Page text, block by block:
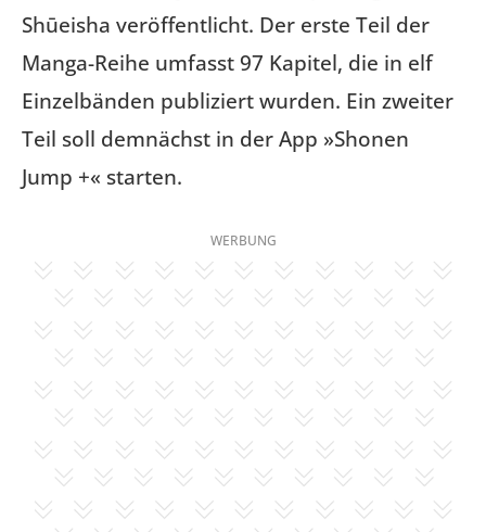
Shūeisha veröffentlicht. Der erste Teil der
Manga-Reihe umfasst 97 Kapitel, die in elf
Einzelbänden publiziert wurden. Ein zweiter
Teil soll demnächst in der App »Shonen
Jump +« starten.
WERBUNG